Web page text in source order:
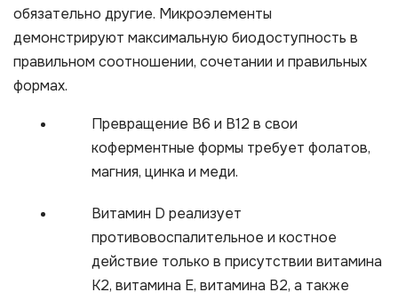
обязательно другие. Микроэлементы
демонстрируют максимальную биодоступность в
правильном соотношении, сочетании и правильных
формах.
Превращение B6 и B12 в свои
коферментные формы требует фолатов,
магния, цинка и меди.
Витамин D реализует
противовоспалительное и костное
действие только в присутствии витамина
К2, витамина Е, витамина В2, а также